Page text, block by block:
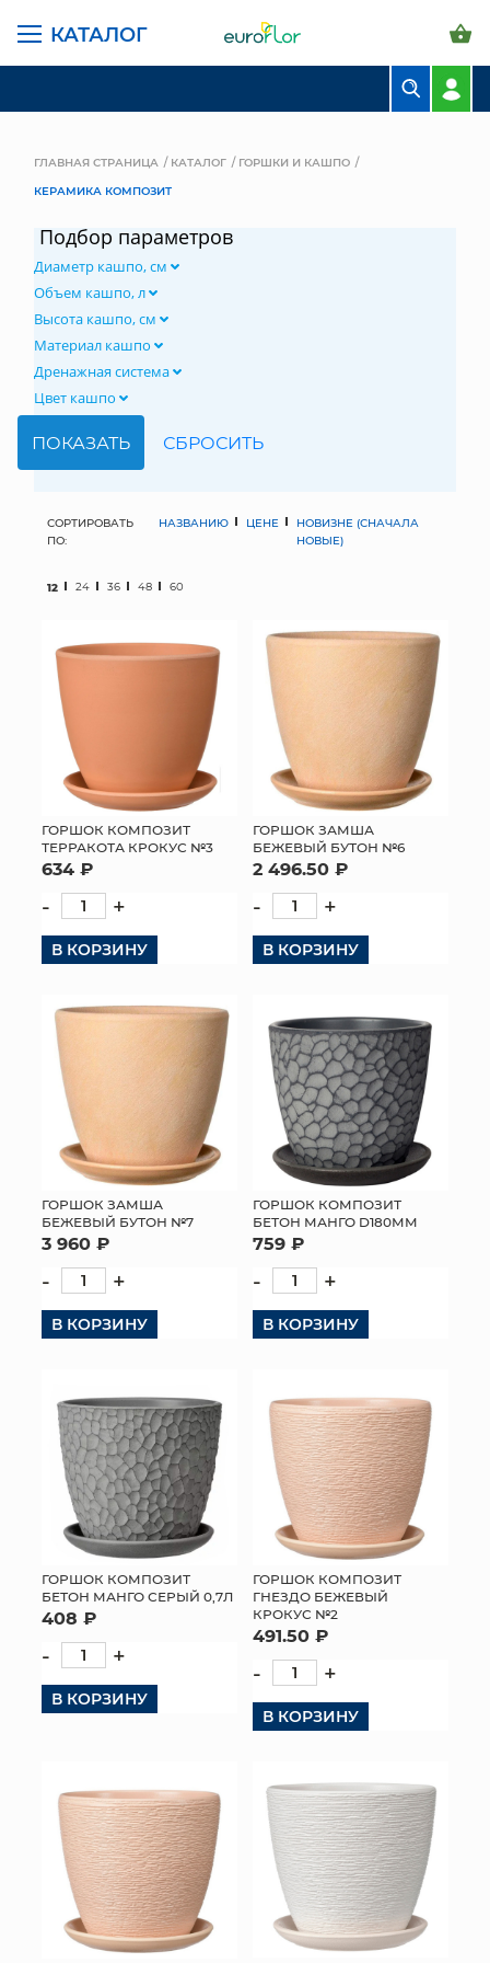
КАТАЛОГ
СВАДЕБНАЯ ФЛОРИСТИКА
МЯГКИЕ ИГРУШКИ
СУНДУКИ
ИСКУССТВЕННЫЕ ЦВЕТЫ
ПАКЕТЫ И СУМКИ
ТОРГОВЫЙ ЦЕНТР
ОПТОВЫМ КЛИЕНТАМ
ДОСТАВКА И ОПЛАТА
КОНТАКТЫ
ГЛАВНАЯ СТРАНИЦА КАТАЛОГ
ГОРШКИ И КАШПО
КЕРАМИКА КОМПОЗИТ
Подбор параметров
Диаметр кашпо, см
Объем кашпо, л
Высота кашпо, см
Материал кашпо
Дренажная система
Цвет кашпо
СОРТИРОВАТЬ
ПО:
НАЗВАНИЮ ЦЕНЕ
НОВИЗНЕ (СНАЧАЛА
НОВЫЕ)
12 24 36 48 60
ГОРШОК КОМПОЗИТ
ТЕРРАКОТА КРОКУС №3
634 ₽
- +
В КОРЗИНУ
ГОРШОК ЗАМША
БЕЖЕВЫЙ БУТОН №6
2 496.50 ₽
- +
В КОРЗИНУ
ГОРШОК ЗАМША
БЕЖЕВЫЙ БУТОН №7
3 960 ₽
- +
В КОРЗИНУ
ГОРШОК КОМПОЗИТ
БЕТОН МАНГО D180ММ
759 ₽
- +
В КОРЗИНУ
ГОРШОК КОМПОЗИТ
БЕТОН МАНГО СЕРЫЙ 0,7Л
408 ₽
- +
В КОРЗИНУ
ГОРШОК КОМПОЗИТ
ГНЕЗДО БЕЖЕВЫЙ
КРОКУС №2
491.50 ₽
- +
В КОРЗИНУ